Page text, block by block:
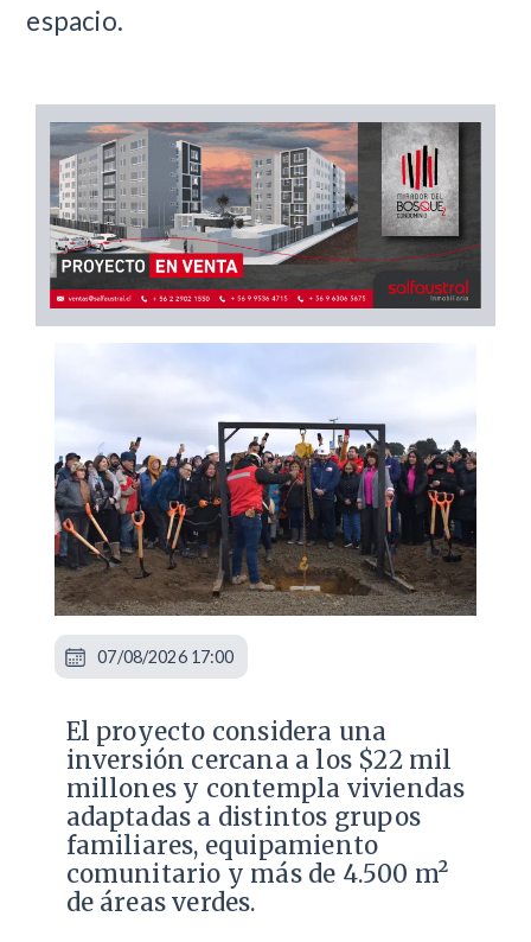
espacio.
El proyecto considera una
inversión cercana a los $22 mil
millones y contempla viviendas
adaptadas a distintos grupos
familiares, equipamiento
comunitario y más de 4.500 m²
de áreas verdes.
07/08/2026 17:00